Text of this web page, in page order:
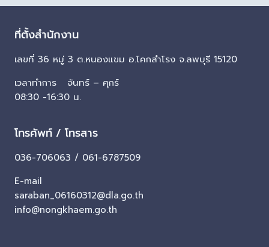
ที่ตั้งสำนักงาน
เลขที่ 36 หมู่ 3 ต.หนองแขม อ.โคกสำโรง จ.ลพบุรี 15120
เวลาทำการ จันทร์ – ศุกร์
08:30 -16:30 น.
โทรศัพท์ / โทรสาร
036-706063 / 061-6787509
E-mail
saraban_06160312@dla.go.th
info@nongkhaem.go.th